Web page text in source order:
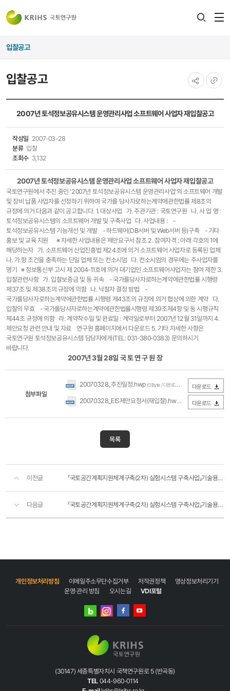
입찰공고
입찰공고
복사
2007년 토석정보공유시스템 운영관리사업 소프트웨어 사업자 재입찰공고
작성일 2007-03-28
분류 입찰
조회수 3,132
2007년 토석정보공유시스템 운영관리사업 소프트웨어 사업자 재입찰공고
국토연구원에서 추진 중인 '2007년 토석정보공유시스템 운영관리사업'의 소프트웨어 개발
및 장비 납품 사업자를 선정하기 위하여 국가를 당사자로하는계약에관한법률 제8조의
규정에 의거 다음과 같이 공고합니다. 1. 대상사업 가. 주관기관 : 국토연구원 나. 사 업 명 :
토석정보공유시스템의 소프트웨어 개발 및 구축사업 다. 사업내용 : -
토석정보공유시스템 기능개선 및 개발 - 하드웨어(DB서버 및 Web서버 등)구축 - 기타
홍보 및 교육 지원 ※ 자세한 사업내용은 제안요구서 참조 2. 참여자격 : 아래 각호의 1에
해당하는자 가. 소프트웨어 산업진흥법 제24조에 의거 소프트웨어 사업자로 등록된 업체
나. 가.항 조건을 충족하는 단일 업체 또는 컨소시엄 다. 컨소시엄의 경우에는 주사업자를
명기 ※ 정보통신부 고시 제 2004-11호에 의거 대기업인 소프트웨어사업자는 참여 제한 3.
입찰관련사항 가. 입찰보증금 및 동 귀속 - 국가를당사자로하는계약에관한법률 시행령
제37조 및 제38조의 규정에 의함 나. 낙찰자 결정 방법 -
국가를당사자로하는계약에관한법률 시행령 제43조의 규정에 의거 협상에 의한 계약 다.
입찰의 무효 - 국가를당사자로하는계약에관한법률시행령 제39조제4항 및 동 시행규칙
제44조 규정에 의함 라. 계약착수일 및 완료일 : 계약일로부터 2007년 12월 31일까지 4.
제안요청 관련 안내 및 자료 연구원 홈페이지에서 다운로드 5. 기타 자세한 사항은
국토연구원 토석정보공유시스템 담당자에게(TEL: 031-380-0383) 문의하시기
바랍니다.
2007년 3월 28일 국 토 연 구 원 장
첨부파일
20070328_추진일정.hwp (0Byte / 다운로드 218회) 다운로드
20070328_EIS제안요청서(재입찰).hwp (0Byte / 다운로드 213회)
다운로드
목록
이전글 「국토공간계획지원체계구축(2차) 실험시스템 구축사업」기술용역업체 선정 재공고
다음글 「국토공간계획지원체계구축(2차) 실험시스템 구축사업」기술용역업체 선정공고
개인정보처리방침 이메일주소무단수집거부 저작권정책
영상정보처리기기
운영·관리 방침
오시는길 VDI포털
네이버
인스타그램
(30147) 세종특별자치시 국책연구원로 5 (반곡동)
TEL 044-960-0114